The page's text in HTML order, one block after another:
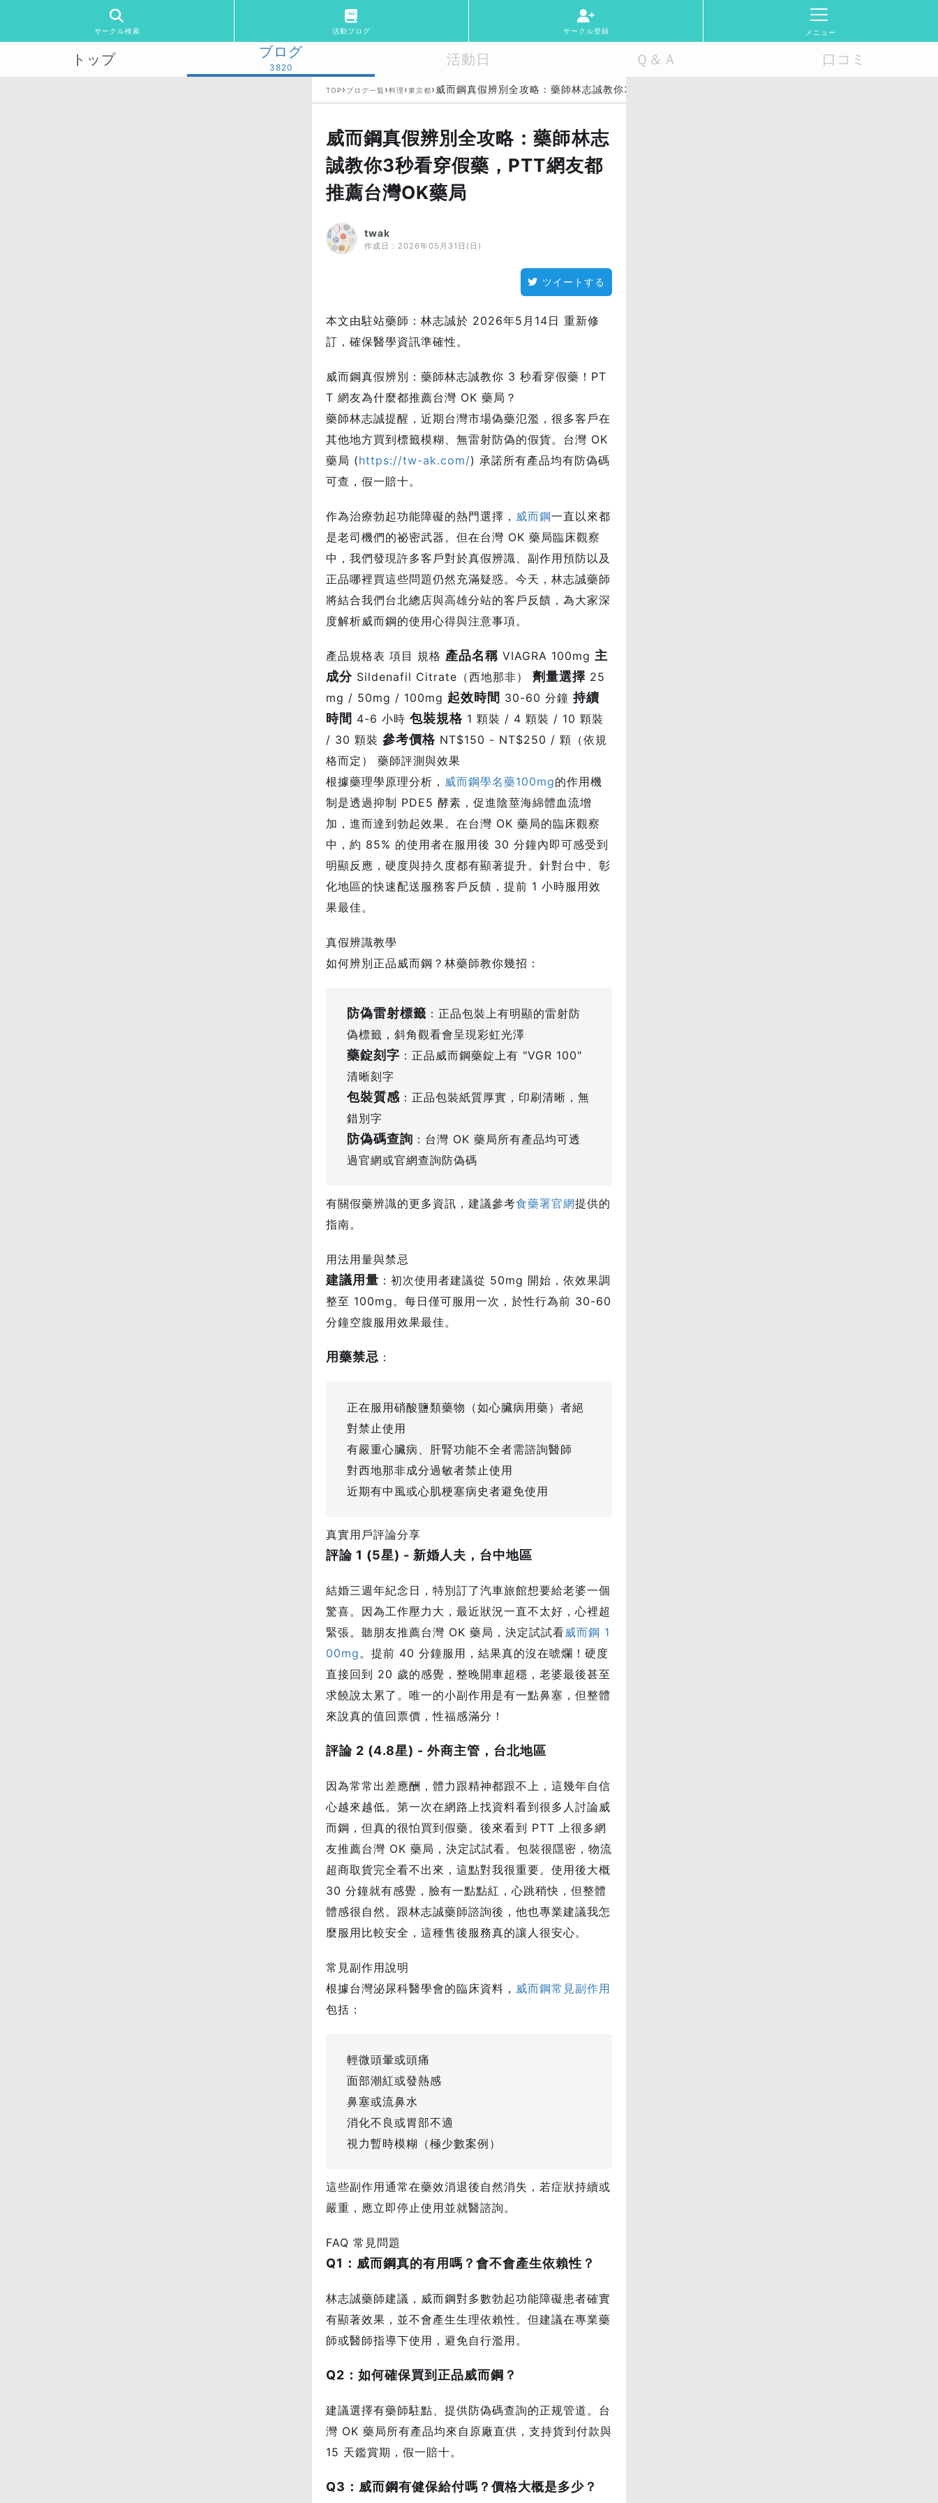
サークル検索 活動ブログ サークル登録 メニュー
トップ ブログ
3820 活動日 Ｑ＆Ａ 口コミ
TOP› ブログ一覧 ›料理 ›東京都› 威而鋼真假辨別全攻略：藥師林志誠教你3秒看穿假藥，PTT網友都推薦台灣OK藥局
威而鋼真假辨別全攻略：藥師林志
誠教你3秒看穿假藥，PTT網友都
推薦台灣OK藥局
twak
作成日： 2026年05月31日(日)
ツイートする
本文由駐站藥師：林志誠於 2026年5月14日 重新修
訂，確保醫學資訊準確性。
威而鋼真假辨別：藥師林志誠教你 3 秒看穿假藥！PT
T 網友為什麼都推薦台灣 OK 藥局？
藥師林志誠提醒，近期台灣市場偽藥氾濫，很多客戶在
其他地方買到標籤模糊、無雷射防偽的假貨。台灣 OK
藥局 (https://tw-ak.com/) 承諾所有產品均有防偽碼
可查，假一賠十。
作為治療勃起功能障礙的熱門選擇， 威而鋼一直以來都
是老司機們的祕密武器。但在台灣 OK 藥局臨床觀察
中，我們發現許多客戶對於真假辨識、副作用預防以及
正品哪裡買這些問題仍然充滿疑惑。今天，林志誠藥師
將結合我們台北總店與高雄分站的客戶反饋，為大家深
度解析威而鋼的使用心得與注意事項。
產品規格表 項目 規格 產品名稱 VIAGRA 100mg 主
成分 Sildenafil Citrate（西地那非） 劑量選擇 25
mg / 50mg / 100mg 起效時間 30-60 分鐘 持續
時間 4-6 小時 包裝規格 1 顆裝 / 4 顆裝 / 10 顆裝
/ 30 顆裝 參考價格 NT$150 - NT$250 / 顆（依規
格而定） 藥師評測與效果
根據藥理學原理分析， 威而鋼學名藥100mg的作用機
制是透過抑制 PDE5 酵素，促進陰莖海綿體血流增
加，進而達到勃起效果。在台灣 OK 藥局的臨床觀察
中，約 85% 的使用者在服用後 30 分鐘內即可感受到
明顯反應，硬度與持久度都有顯著提升。針對台中、彰
化地區的快速配送服務客戶反饋，提前 1 小時服用效
果最佳。
真假辨識教學
如何辨別正品威而鋼？林藥師教你幾招：
防偽雷射標籤 ：正品包裝上有明顯的雷射防
偽標籤，斜角觀看會呈現彩虹光澤
藥錠刻字 ：正品威而鋼藥錠上有 "VGR 100"
清晰刻字
包裝質感 ：正品包裝紙質厚實，印刷清晰，無
錯別字
防偽碼查詢 ：台灣 OK 藥局所有產品均可透
過官網或官網查詢防偽碼
有關假藥辨識的更多資訊，建議參考食藥署官網提供的
指南。
用法用量與禁忌
建議用量 ：初次使用者建議從 50mg 開始，依效果調
整至 100mg。每日僅可服用一次，於性行為前 30-60
分鐘空腹服用效果最佳。
用藥禁忌 ：
正在服用硝酸鹽類藥物（如心臟病用藥）者絕
對禁止使用
有嚴重心臟病、肝腎功能不全者需諮詢醫師
對西地那非成分過敏者禁止使用
近期有中風或心肌梗塞病史者避免使用
真實用戶評論分享
評論 1 (5星) - 新婚人夫，台中地區
結婚三週年紀念日，特別訂了汽車旅館想要給老婆一個
驚喜。因為工作壓力大，最近狀況一直不太好，心裡超
緊張。聽朋友推薦台灣 OK 藥局，決定試試看威而鋼 1
00mg。提前 40 分鐘服用，結果真的沒在唬爛！硬度
直接回到 20 歲的感覺，整晚開車超穩，老婆最後甚至
求饒說太累了。唯一的小副作用是有一點鼻塞，但整體
來說真的值回票價，性福感滿分！
評論 2 (4.8星) - 外商主管，台北地區
因為常常出差應酬，體力跟精神都跟不上，這幾年自信
心越來越低。第一次在網路上找資料看到很多人討論威
而鋼，但真的很怕買到假藥。後來看到 PTT 上很多網
友推薦台灣 OK 藥局，決定試試看。包裝很隱密，物流
超商取貨完全看不出來，這點對我很重要。使用後大概
30 分鐘就有感覺，臉有一點點紅，心跳稍快，但整體
體感很自然。跟林志誠藥師諮詢後，他也專業建議我怎
麼服用比較安全，這種售後服務真的讓人很安心。
常見副作用說明
根據台灣泌尿科醫學會的臨床資料， 威而鋼常見副作用
包括：
輕微頭暈或頭痛
面部潮紅或發熱感
鼻塞或流鼻水
消化不良或胃部不適
視力暫時模糊（極少數案例）
這些副作用通常在藥效消退後自然消失，若症狀持續或
嚴重，應立即停止使用並就醫諮詢。
FAQ 常見問題
Q1：威而鋼真的有用嗎？會不會產生依賴性？
林志誠藥師建議，威而鋼對多數勃起功能障礙患者確實
有顯著效果，並不會產生生理依賴性。但建議在專業藥
師或醫師指導下使用，避免自行濫用。
Q2：如何確保買到正品威而鋼？
建議選擇有藥師駐點、提供防偽碼查詢的正规管道。台
灣 OK 藥局所有產品均來自原廠直供，支持貨到付款與
15 天鑑賞期，假一賠十。
Q3：威而鋼有健保給付嗎？價格大概是多少？